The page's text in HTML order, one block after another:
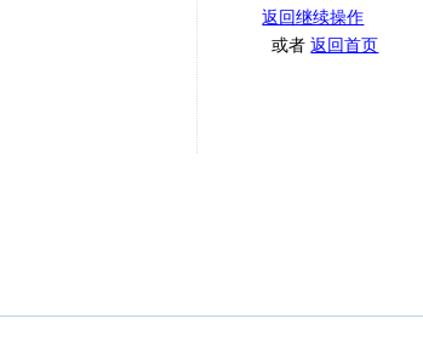
返回继续操作
或者返回首页